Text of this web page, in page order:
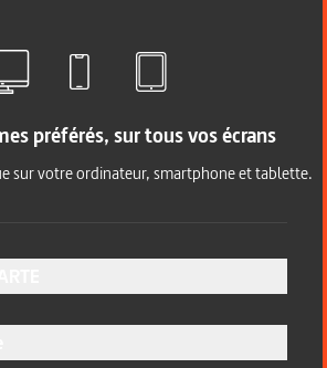
préférés, sur tous vos écrans
sur votre ordinateur, smartphone et tablette.